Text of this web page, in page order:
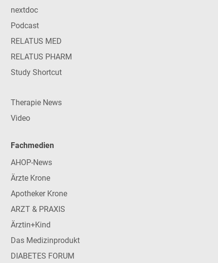
nextdoc
Podcast
RELATUS MED
RELATUS PHARM
Study Shortcut
Therapie News
Video
Fachmedien
AHOP-News
Ärzte Krone
Apotheker Krone
ARZT & PRAXIS
Ärztin+Kind
Das Medizinprodukt
DIABETES FORUM